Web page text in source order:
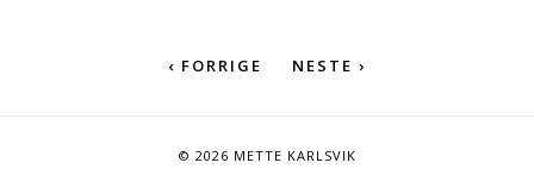
‹ FORRIGE NESTE ›
© 2026 METTE KARLSVIK